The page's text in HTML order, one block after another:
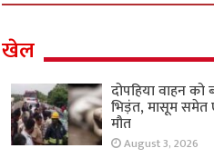
खेल
दोपहिया वाहन
भिड़ंत, मासूम समेत
मौत
August 3, 2026